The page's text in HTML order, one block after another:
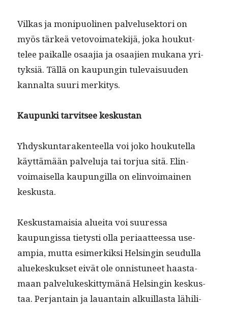
Vilkas ja monipuo­li­nen palvelusek­tori on
myös tärkeä vetovoi­matek­i­jä, joka houkut­
telee paikalle osaa­jia ja osaa­jien mukana yri­
tyk­siä. Täl­lä on kaupun­gin tule­vaisu­u­den
kannal­ta suuri merkitys.
Kaupun­ki tarvit­see keskustan
Yhdyskun­tarak­en­teel­la voi joko houkutel­la
käyt­tämään palvelu­ja tai tor­jua sitä. Elin­
voimaisel­la kaupungilla on elin­voimainen
keskusta.
Keskus­ta­maisia aluei­ta voi suures­sa
kaupungis­sa tietysti olla peri­aat­teessa use­
ampia, mut­ta esimerkik­si Helsin­gin seudul­la
aluekeskuk­set eivät ole onnis­tuneet haas­ta­
maan palvelukeskit­tymänä Helsin­gin keskus­
taa. Per­jan­tain ja lauan­tain alkuil­las­ta lähili­